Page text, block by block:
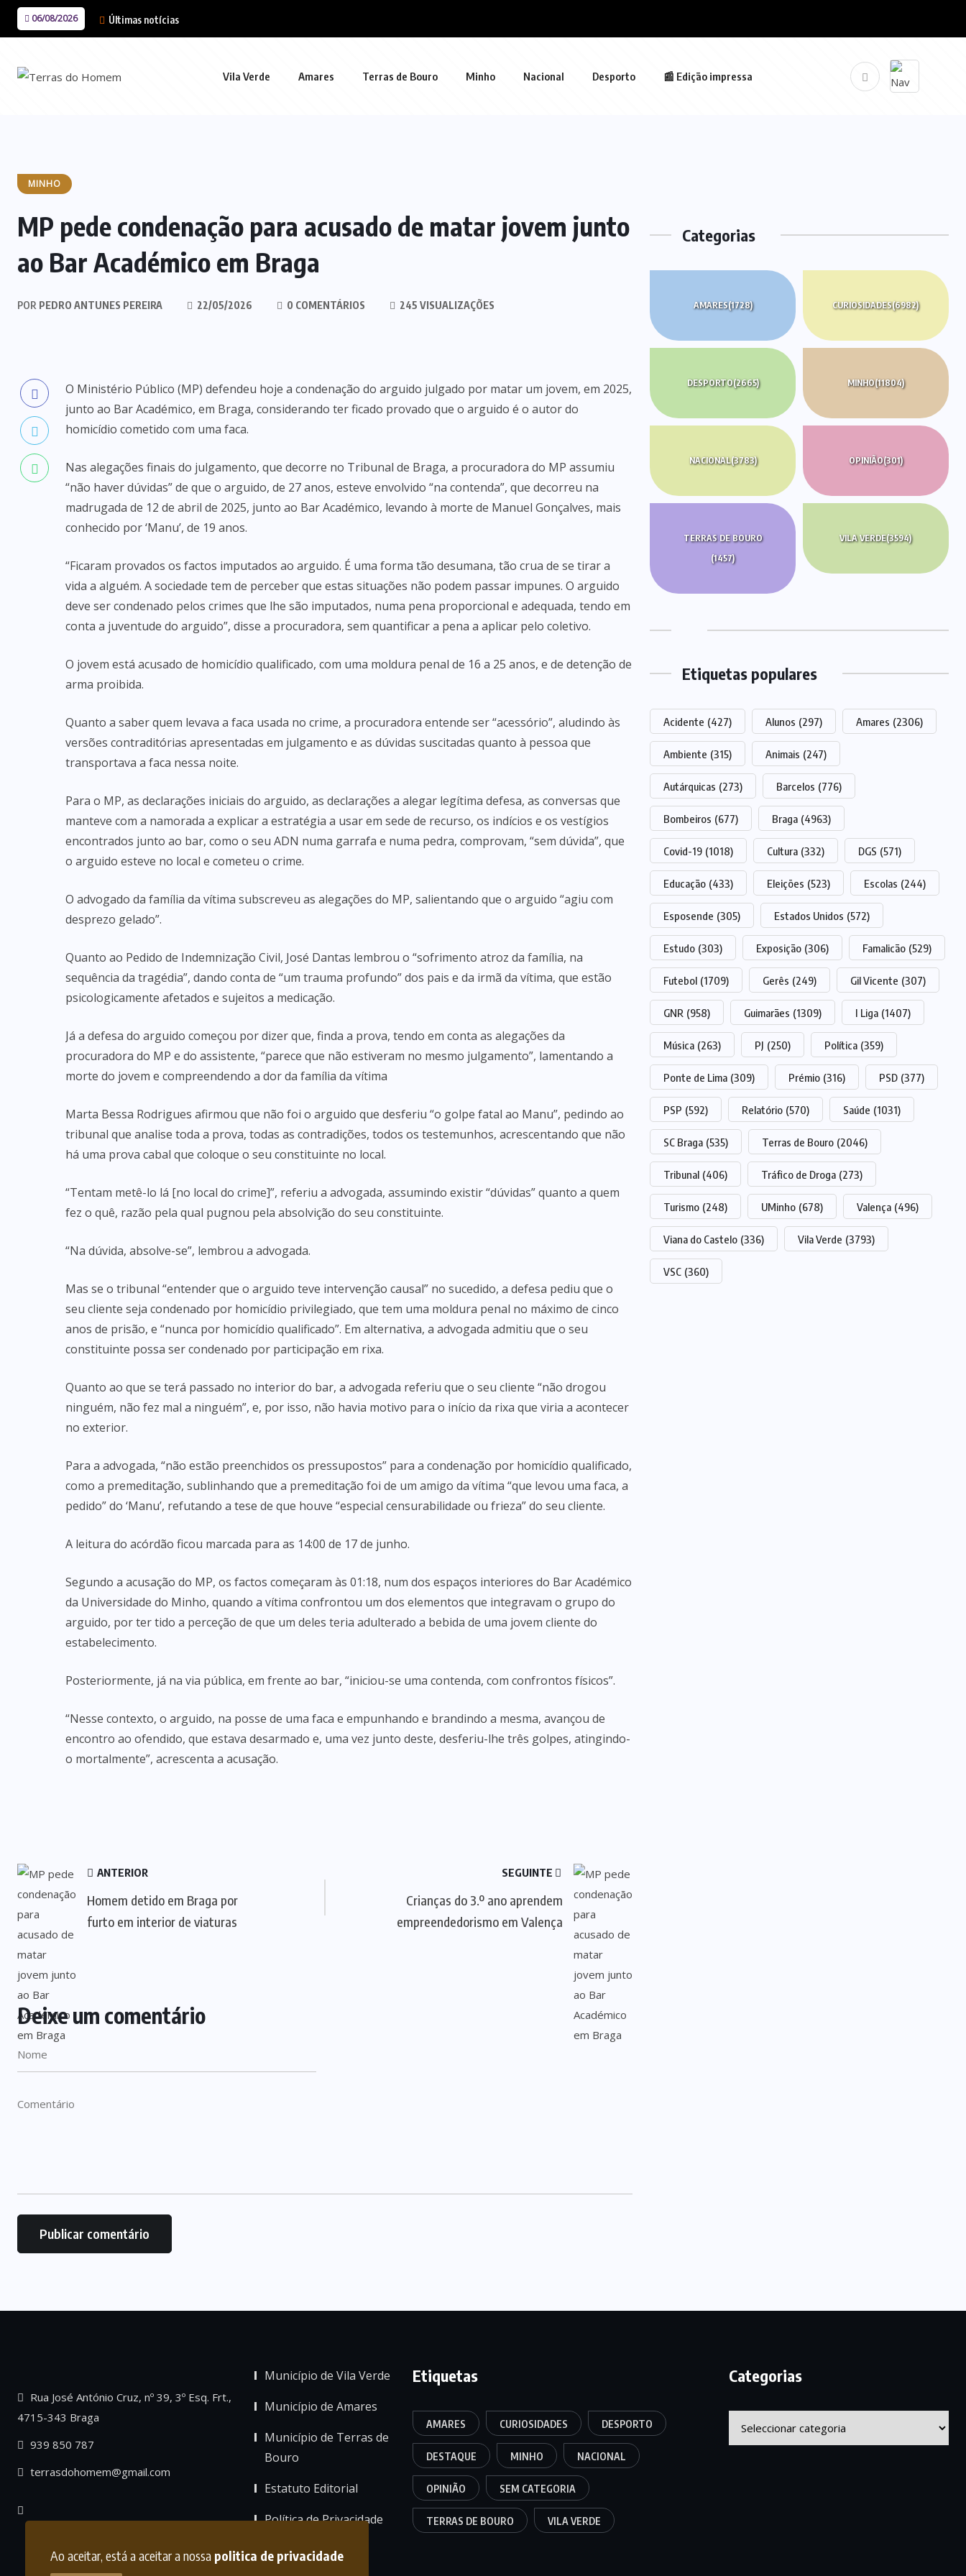
Ao aceitar, está a aceitar a nossa politica de privacidade
06/08/2026 Últimas notícias
Vila Verde Amares Terras de Bouro Minho Nacional Desporto 📰 Edição impressa
MINHO
MP pede condenação para acusado de matar jovem junto
ao Bar Académico em Braga
POR PEDRO ANTUNES PEREIRA 22/05/2026 0 COMENTÁRIOS 245 VISUALIZAÇÕES
O Ministério Público (MP) defendeu hoje a condenação do arguido julgado por matar um jovem, em 2025,
junto ao Bar Académico, em Braga, considerando ter ficado provado que o arguido é o autor do
homicídio cometido com uma faca.
Nas alegações finais do julgamento, que decorre no Tribunal de Braga, a procuradora do MP assumiu
“não haver dúvidas” de que o arguido, de 27 anos, esteve envolvido “na contenda”, que decorreu na
madrugada de 12 de abril de 2025, junto ao Bar Académico, levando à morte de Manuel Gonçalves, mais
conhecido por ‘Manu’, de 19 anos.
“Ficaram provados os factos imputados ao arguido. É uma forma tão desumana, tão crua de se tirar a
vida a alguém. A sociedade tem de perceber que estas situações não podem passar impunes. O arguido
deve ser condenado pelos crimes que lhe são imputados, numa pena proporcional e adequada, tendo em
conta a juventude do arguido”, disse a procuradora, sem quantificar a pena a aplicar pelo coletivo.
O jovem está acusado de homicídio qualificado, com uma moldura penal de 16 a 25 anos, e de detenção de
arma proibida.
Quanto a saber quem levava a faca usada no crime, a procuradora entende ser “acessório”, aludindo às
versões contraditórias apresentadas em julgamento e as dúvidas suscitadas quanto à pessoa que
transportava a faca nessa noite.
Para o MP, as declarações iniciais do arguido, as declarações a alegar legítima defesa, as conversas que
manteve com a namorada a explicar a estratégia a usar em sede de recurso, os indícios e os vestígios
encontrados junto ao bar, como o seu ADN numa garrafa e numa pedra, comprovam, “sem dúvida”, que
o arguido esteve no local e cometeu o crime.
O advogado da família da vítima subscreveu as alegações do MP, salientando que o arguido “agiu com
desprezo gelado”.
Quanto ao Pedido de Indemnização Civil, José Dantas lembrou o “sofrimento atroz da família, na
sequência da tragédia”, dando conta de “um trauma profundo” dos pais e da irmã da vítima, que estão
psicologicamente afetados e sujeitos a medicação.
Já a defesa do arguido começou por dizer que, finda a prova, tendo em conta as alegações da
procuradora do MP e do assistente, “parece que não estiveram no mesmo julgamento”, lamentando a
morte do jovem e compreendendo a dor da família da vítima
Marta Bessa Rodrigues afirmou que não foi o arguido que desferiu “o golpe fatal ao Manu”, pedindo ao
tribunal que analise toda a prova, todas as contradições, todos os testemunhos, acrescentando que não
há uma prova cabal que coloque o seu constituinte no local.
“Tentam metê-lo lá [no local do crime]”, referiu a advogada, assumindo existir “dúvidas” quanto a quem
fez o quê, razão pela qual pugnou pela absolvição do seu constituinte.
“Na dúvida, absolve-se”, lembrou a advogada.
Mas se o tribunal “entender que o arguido teve intervenção causal” no sucedido, a defesa pediu que o
seu cliente seja condenado por homicídio privilegiado, que tem uma moldura penal no máximo de cinco
anos de prisão, e “nunca por homicídio qualificado”. Em alternativa, a advogada admitiu que o seu
constituinte possa ser condenado por participação em rixa.
Quanto ao que se terá passado no interior do bar, a advogada referiu que o seu cliente “não drogou
ninguém, não fez mal a ninguém”, e, por isso, não havia motivo para o início da rixa que viria a acontecer
no exterior.
Para a advogada, “não estão preenchidos os pressupostos” para a condenação por homicídio qualificado,
como a premeditação, sublinhando que a premeditação foi de um amigo da vítima “que levou uma faca, a
pedido” do ‘Manu’, refutando a tese de que houve “especial censurabilidade ou frieza” do seu cliente.
A leitura do acórdão ficou marcada para as 14:00 de 17 de junho.
Segundo a acusação do MP, os factos começaram às 01:18, num dos espaços interiores do Bar Académico
da Universidade do Minho, quando a vítima confrontou um dos elementos que integravam o grupo do
arguido, por ter tido a perceção de que um deles teria adulterado a bebida de uma jovem cliente do
estabelecimento.
Posteriormente, já na via pública, em frente ao bar, “iniciou-se uma contenda, com confrontos físicos”.
“Nesse contexto, o arguido, na posse de uma faca e empunhando e brandindo a mesma, avançou de
encontro ao ofendido, que estava desarmado e, uma vez junto deste, desferiu-lhe três golpes, atingindo-
o mortalmente”, acrescenta a acusação.
ANTERIOR
Homem detido em Braga por
furto em interior de viaturas
SEGUINTE
Crianças do 3.º ano aprendem
empreendedorismo em Valença
Deixe um comentário
Categorias
AMARES(1728) CURIOSIDADES(6982)
DESPORTO(2665) MINHO(11804)
NACIONAL(3783) OPINIÃO(301)
TERRAS DE BOURO
(1457)
VILA VERDE(3594)
Etiquetas populares
Acidente (427) Alunos (297) Amares (2306)
Ambiente (315) Animais (247)
Autárquicas (273) Barcelos (776)
Bombeiros (677) Braga (4963)
Covid-19 (1018) Cultura (332) DGS (571)
Educação (433) Eleições (523) Escolas (244)
Esposende (305) Estados Unidos (572)
Estudo (303) Exposição (306) Famalicão (529)
Futebol (1709) Gerês (249) Gil Vicente (307)
GNR (958) Guimarães (1309) I Liga (1407)
Música (263) PJ (250) Política (359)
Ponte de Lima (309) Prémio (316) PSD (377)
PSP (592) Relatório (570) Saúde (1031)
SC Braga (535) Terras de Bouro (2046)
Tribunal (406) Tráfico de Droga (273)
Turismo (248) UMinho (678) Valença (496)
Viana do Castelo (336) Vila Verde (3793)
VSC (360)
Rua José António Cruz, nº 39, 3º Esq. Frt.,
4715-343 Braga
939 850 787
terrasdohomem@gmail.com
Município de Vila Verde
Município de Amares
Município de Terras de
Bouro
Estatuto Editorial
Política de Privacidade
Etiquetas
AMARES CURIOSIDADES DESPORTO
DESTAQUE MINHO NACIONAL
OPINIÃO SEM CATEGORIA
TERRAS DE BOURO VILA VERDE
Categorias